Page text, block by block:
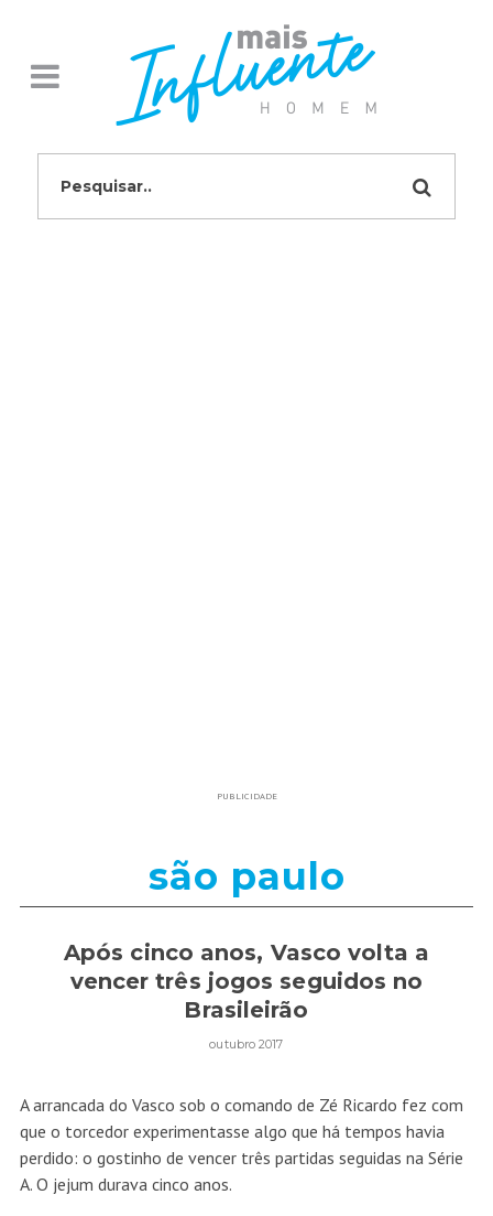
PUBLICIDADE
são paulo
Após cinco anos, Vasco volta a
vencer três jogos seguidos no
Brasileirão
outubro 2017
A arrancada do Vasco sob o comando de Zé Ricardo fez com
que o torcedor experimentasse algo que há tempos havia
perdido: o gostinho de vencer três partidas seguidas na Série
A. O jejum durava cinco anos.